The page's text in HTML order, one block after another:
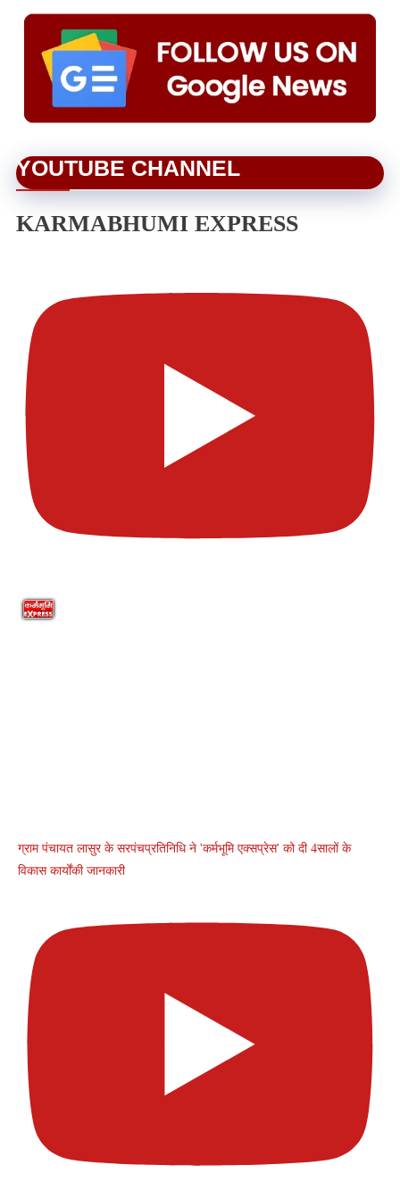
YOUTUBE CHANNEL
KARMABHUMI EXPRESS
ग्राम पंचायत लासुर के सरपंचप्रतिनिधि ने 'कर्मभूमि एक्सप्रेस' को दी 4सालों के
विकास कार्योंकी जानकारी